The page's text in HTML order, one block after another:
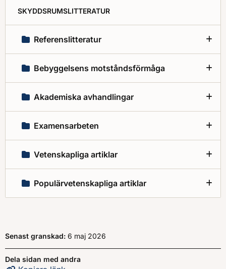
SKYDDSRUMSLITTERATUR
Referenslitteratur
Bebyggelsens motståndsförmåga
Akademiska avhandlingar
Examensarbeten
Vetenskapliga artiklar
Populärvetenskapliga artiklar
Senast granskad: 6 maj 2026
Dela sidan med andra